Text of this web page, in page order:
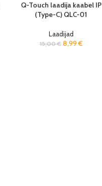
Q-Touch laadija kaabel IP
(Type-C) QLC-01
Laadijad
15,00€ 8,99€